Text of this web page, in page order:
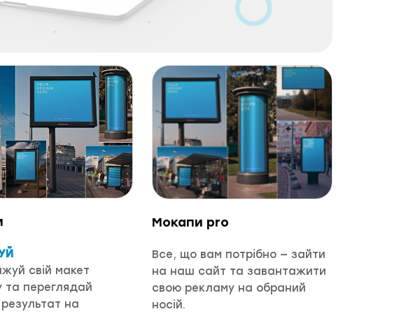
свій макет
та переглядай
на
Мокапи pro
Все, що вам потрібно — зайти
на наш сайт та завантажити
свою рекламу на обраний
носій.